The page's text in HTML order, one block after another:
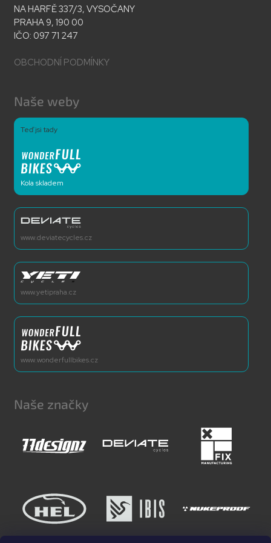
NA HARFĚ 337/3, VYSOČANY
PRAHA 9, 190 00
IČO: 097 71 247
OBCHODNÍ PODMÍNKY
Naše weby
Teď jsi tady
Kola skladem
www.deviatecycles.cz
www.yetipraha.cz
www.wonderfullbikes.cz
Naše značky